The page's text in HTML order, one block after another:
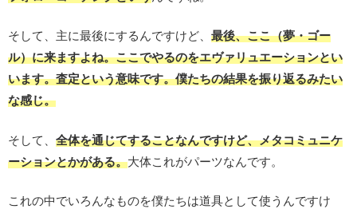
そして、主に最後にするんですけど、 最後、ここ（夢・ゴー
ル）に来ますよね。ここでやるのをエヴァリュエーションとい
います。査定という意味です。僕たちの結果を振り返るみたい
な感じ。
そして、 全体を通じてすることなんですけど、メタコミュニケ
ーションとかがある。大体これがパーツなんです。
これの中でいろんなものを僕たちは道具として使うんですけ